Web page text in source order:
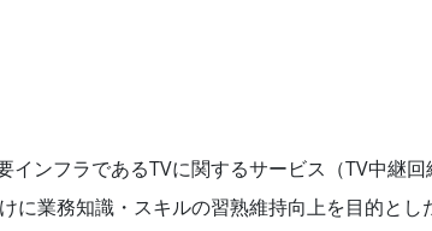
インフラであるTVに関するサービス（TV中継
に業務知識・スキルの習熟維持向上を目的と